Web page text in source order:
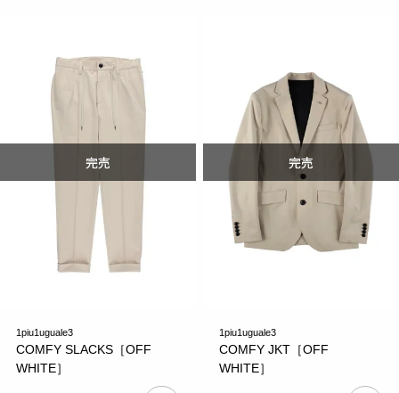
1piu1uguale3
COMFY SLACKS［OFF
WHITE］
1piu1uguale3
COMFY JKT［OFF
WHITE］